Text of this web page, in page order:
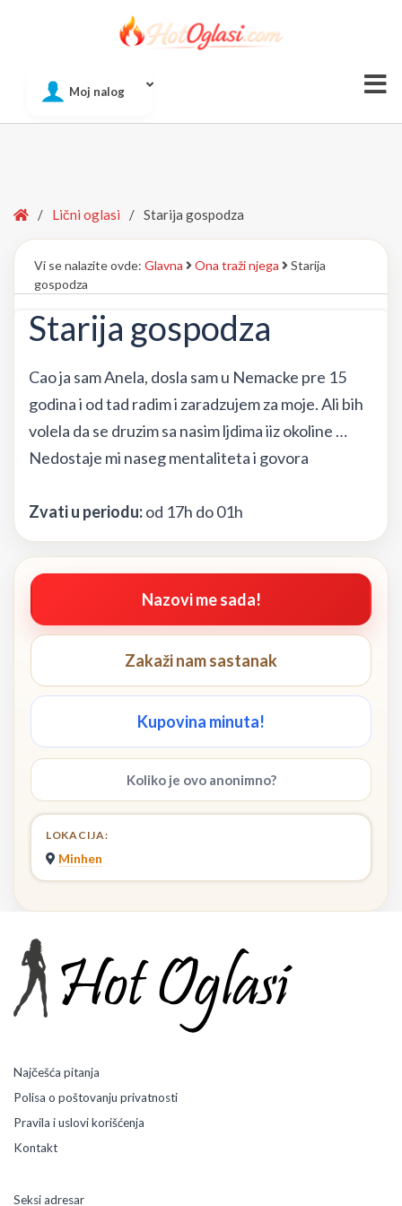
Moj nalog
Home
/ Lični oglasi / Starija gospodza
Vi se nalazite ovde: Glavna Ona traži njega
Starija
gospodza
Starija gospodza
Cao ja sam Anela, dosla sam u Nemacke pre 15
godina i od tad radim i zaradzujem za moje. Ali bih
volela da se druzim sa nasim ljdima iiz okoline …
Nedostaje mi naseg mentaliteta i govora
Zvati u periodu:od 17h do 01h
Nazovi me sada!
Zakaži nam sastanak
Kupovina minuta!
Koliko je ovo anonimno?
LOKACIJA:
Minhen
Najčešća pitanja
Polisa o poštovanju privatnosti
Pravila i uslovi korišćenja
Kontakt
Seksi adresar